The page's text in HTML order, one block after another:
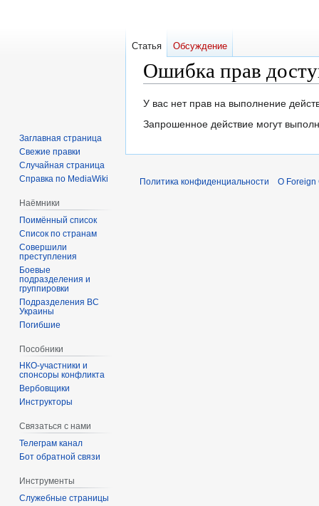
Ошибка прав
Перейти
к
Перейти
к
У вас нет прав на выполнение
Запрошенное действие могут
Статья Обсуждение
Заглавная страница
Свежие правки
Случайная страница
Справка по MediaWiki
Наёмники
Поимённый список
Список по странам
Совершили
преступления
Боевые
подразделения и
группировки
Подразделения ВС
Украины
Погибшие
Пособники
спонсоры конфликта
‏‎Вербовщики
Инструкторы
Связаться с нами
Телеграм канал
Бот обратной связи
Инструменты
Служебные страницы
Политика конфиденциальности О Foreign